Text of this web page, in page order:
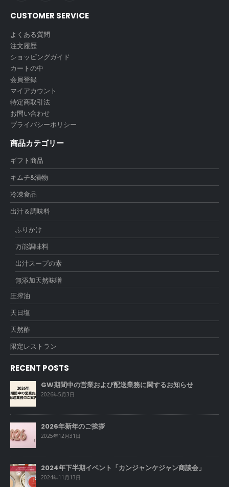
CUSTOMER SERVICE
よくある質問
注文履歴
ショッピングガイド
カートの中
会員登録
マイアカウント
特定商取引法
お問い合わせ
プライバシーポリシー
商品カテゴリー
ギフト商品
キムチ&漬物
冷凍食品
出汁＆調味料
ふりかけ
万能調味料
出汁スープの素
無添加天然味噌
圧搾油
天日塩
天然酢
限定レストラン
RECENT POSTS
GW期間中の営業および配送業務に関するお知らせ
2026年5月3日
2026年新年のご挨拶
2025年12月31日
2024年下半期イベント「カンジャンケジャン商談会」
2024年11月13日